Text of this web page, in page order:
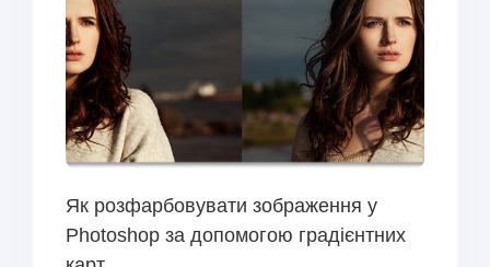
Як розфарбовувати зображення у
Photoshop за допомогою градієнтних